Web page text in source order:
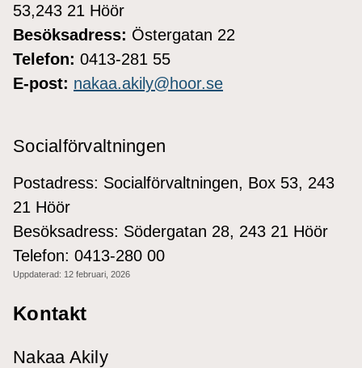
53,243 21 Höör
Besöksadress: Östergatan 22
Telefon: 0413-281 55
E-post: nakaa.akily@hoor.se
Socialförvaltningen
Postadress: Socialförvaltningen, Box 53, 243
21 Höör
Besöksadress: Södergatan 28, 243 21 Höör
Telefon: 0413-280 00
Uppdaterad: 12 februari, 2026
Kontakt
Nakaa Akily